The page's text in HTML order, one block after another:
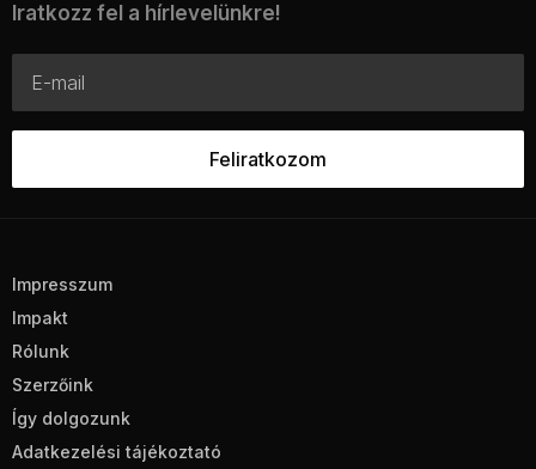
Iratkozz fel a hírlevelünkre!
Impresszum
Impakt
Rólunk
Szerzőink
Így dolgozunk
Adatkezelési tájékoztató